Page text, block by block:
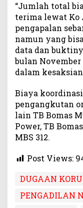
“Jumlah total
terima lewat Ko
pengapalan
namun yang
data dan
bulan November
dalam
Biaya
pengangkutan
lain TB Bomas
Power, TB
MBS 312.
Post Views:
DUGAAN
PENGADILAN